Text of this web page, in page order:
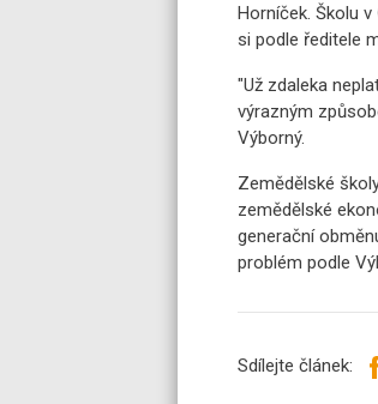
Horníček. Školu
si podle ředitele
"Už zdaleka
výrazným
Výborný.
Zemědělské
zemědělské
generační
problém podle
Sdílejte článek: